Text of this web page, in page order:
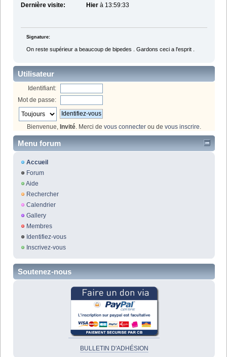
Dernière visite:
Hierà 13:59:33
Signature:
On reste supérieur a beaucoup de bipedes . Gardons ceci a l'esprit .
Utilisateur
Identifiant:
Mot de passe:
Bienvenue, Invité. Merci de vous connecter ou de vous inscrire.
Menu forum
Accueil
Forum
Aide
Rechercher
Calendrier
Gallery
Membres
Identifiez-vous
Inscrivez-vous
Soutenez-nous
BULLETIN D'ADHÉSION